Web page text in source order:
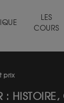
LES
COURS
prix
: HISTOIRE,